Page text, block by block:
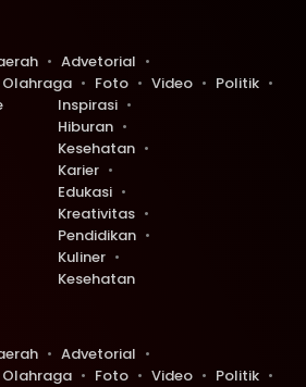
Advetorial
Olahraga Foto Video
Politik
Inspirasi
Hiburan
Kesehatan
Karier
Edukasi
Kreativitas
Pendidikan
Kuliner
Kesehatan
Advetorial
Olahraga Foto Video Politik